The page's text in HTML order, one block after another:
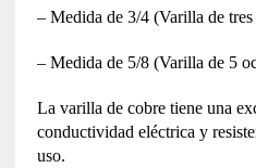
– Medida de 3/4 (Varilla de tres
– Medida de 5/8 (Varilla de 5
La varilla de cobre tiene una
conductividad eléctrica y
uso.